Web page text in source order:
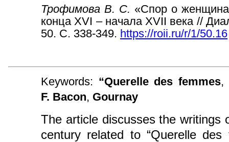
Трофимова В. С. «Спор о
конца XVI – начала XVII века //
50. С. 338-349. https://roii.ru/r/1/50.16
Keywords: “Querelle des femmes,
F. Bacon, Gournay
The article discusses the writings
century related to “Querelle des